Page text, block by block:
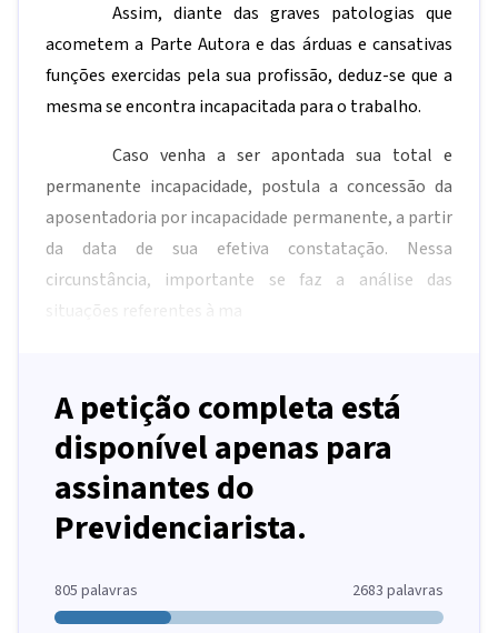
Assim, diante das graves patologias que
acometem a Parte Autora e das árduas e cansativas
funções exercidas pela sua profissão, deduz-se que a
mesma se encontra incapacitada para o trabalho.
Caso venha a ser apontada sua total e
permanente incapacidade, postula a concessão da
aposentadoria por incapacidade permanente, a partir
da data de sua efetiva constatação. Nessa
circunstância, importante se faz a análise das
situações referentes à ma
A petição completa está
disponível apenas para
assinantes do
Previdenciarista.
805 palavras 2683 palavras